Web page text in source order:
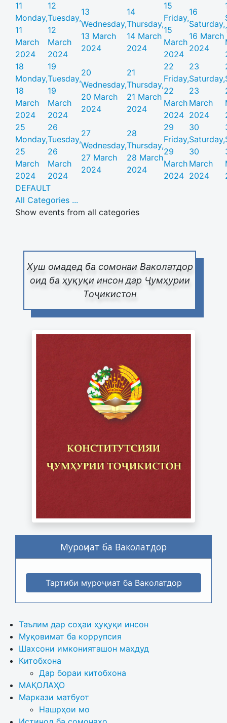
Хуш омадед ба сомонаи Ваколатдор
оид ба ҳуқуқи инсон дар Ҷумҳурии
Тоҷикистон
Муроҷиат ба Ваколатдор
Тартиби муроҷиат ба Ваколатдор
Таълим дар соҳаи ҳуқуқи инсон
Муқовимат ба коррупсия
Шахсони имконияташон маҳдуд
Китобхона
Дар бораи китобхона
МАҚОЛАҲО
Маркази матбуот
Нашрҳои мо
11
Monday,
11
March
2024
12
Tuesday,
12
March
2024
13
Wednesday,
13 March
2024
14
Thursday,
14 March
2024
15
Friday,
15
March
2024
16
Saturday,
16 March
2024
18
Monday,
18
March
2024
19
Tuesday,
19
March
2024
20
Wednesday,
20 March
2024
21
Thursday,
21 March
2024
22
Friday,
22
March
2024
23
Saturday,
23
March
2024
25
Monday,
25
March
2024
26
Tuesday,
26
March
2024
27
Wednesday,
27 March
2024
28
Thursday,
28 March
2024
29
Friday,
29
March
2024
30
Saturday,
30
March
2024
DEFAULT
All Categories ...
Show events from all categories